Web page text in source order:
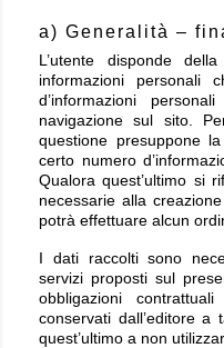
a) Generalità –
L’utente disponde
informazioni personali
d’informazioni
navigazione sul sito.
questione presuppone
certo numero
Qualora quest’ultimo si
necessarie alla
potrà effettuare alcun
I dati raccolti sono
servizi proposti sul
obbligazioni
conservati dall’editore a
quest’ultimo a non